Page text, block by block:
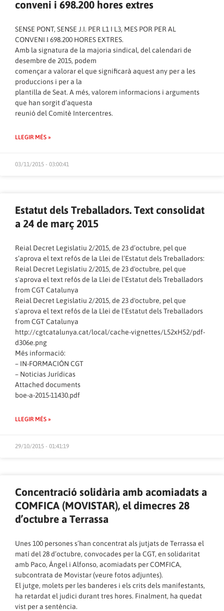
conveni i 698.200 hores extres
SENSE PONT, SENSE J.I. PER L1 I L3, MES POR PER AL
CONVENI I 698.200 HORES EXTRES.
Amb la signatura de la majoria sindical, del calendari de
desembre de 2015, podem
començar a valorar el que significarà aquest any per a les
produccions i per a la
plantilla de Seat. A més, valorem informacions i arguments
que han sorgit d’aquesta
reunió del Comitè Intercentres.
LLEGIR MÉS »
03/11/2015 - 03:00:41
Estatut dels Treballadors. Text consolidat
a 24 de març 2015
Reial Decret Legislatiu 2/2015, de 23 d’octubre, pel que
s’aprova el text refós de la Llei de l’Estatut dels Treballadors:
Reial Decret Legislatiu 2/2015, de 23 d'octubre, pel que
s'aprova el text refós de la Llei de l'Estatut dels Treballadors
from CGT Catalunya
Reial Decret Legislatiu 2/2015, de 23 d'octubre, pel que
s'aprova el text refós de la Llei de l'Estatut dels Treballadors
from CGT Catalunya
http://cgtcatalunya.cat/local/cache-vignettes/L52xH52/pdf-
d306e.png
Més informació:
– IN-FORMACIÓN CGT
– Noticias Jurídicas
Attached documents
boe-a-2015-11430.pdf
LLEGIR MÉS »
29/10/2015 - 01:41:19
Concentració solidària amb acomiadats a
COMFICA (MOVISTAR), el dimecres 28
d’octubre a Terrassa
Unes 100 persones s’han concentrat als jutjats de Terrassa el
matí del 28 d’octubre, convocades per la CGT, en solidaritat
amb Paco, Ángel i Alfonso, acomiadats per COMFICA,
subcontrata de Movistar (veure fotos adjuntes).
El jutge, molets per les banderes i els crits dels manifestants,
ha retardat el judici durant tres hores. Finalment, ha quedat
vist per a sentència.